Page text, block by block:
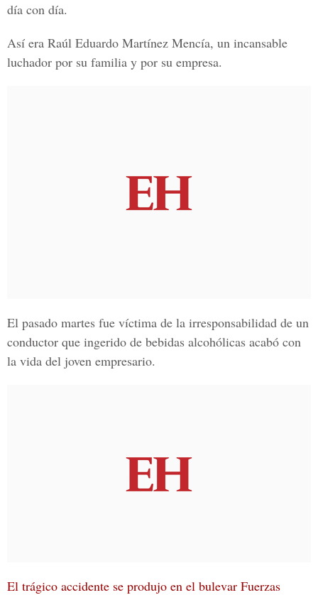
día con día.
Así era Raúl Eduardo Martínez Mencía, un incansable
luchador por su familia y por su empresa.
El pasado martes fue víctima de la irresponsabilidad de un
conductor que ingerido de bebidas alcohólicas acabó con
la vida del joven empresario.
El trágico accidente se produjo en el bulevar Fuerzas